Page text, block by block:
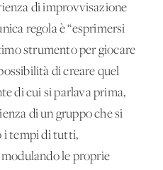
di improvvisazione
regola è “esprimersi
strumento per giocare
di creare quel
di cui si parlava prima,
di un gruppo che si
i tempi di tutti,
le proprie